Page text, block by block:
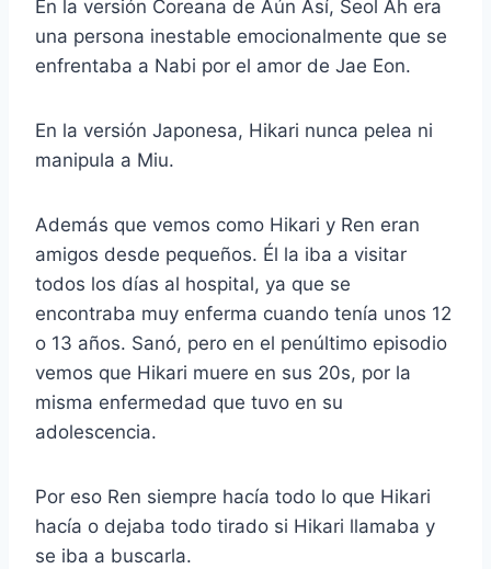
En la versión Coreana de Aún Así, Seol Ah era
una persona inestable emocionalmente que se
enfrentaba a Nabi por el amor de Jae Eon.
En la versión Japonesa, Hikari nunca pelea ni
manipula a Miu.
Además que vemos como Hikari y Ren eran
amigos desde pequeños. Él la iba a visitar
todos los días al hospital, ya que se
encontraba muy enferma cuando tenía unos 12
o 13 años. Sanó, pero en el penúltimo episodio
vemos que Hikari muere en sus 20s, por la
misma enfermedad que tuvo en su
adolescencia.
Por eso Ren siempre hacía todo lo que Hikari
hacía o dejaba todo tirado si Hikari llamaba y
se iba a buscarla.